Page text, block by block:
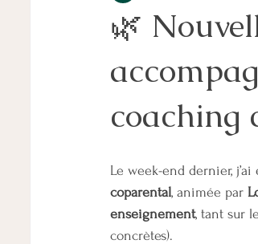
COORDINATION PARENTALE
MESURES DE PROTECTION
🌿
coaching
Le week-end dernier,
coparental, animée par
enseignement, tant sur
concrètes).